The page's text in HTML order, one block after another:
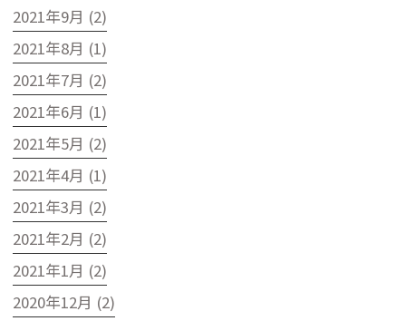
2021年9月 (2)
2021年8月 (1)
2021年7月 (2)
2021年6月 (1)
2021年5月 (2)
2021年4月 (1)
2021年3月 (2)
2021年2月 (2)
2021年1月 (2)
2020年12月 (2)